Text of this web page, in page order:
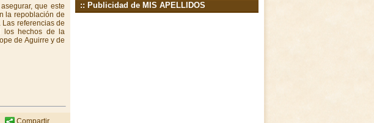
que este
la repoblación de
referencias de
los hechos de la
de Aguirre y de
Compartir
:: Publicidad de MIS APELLIDOS